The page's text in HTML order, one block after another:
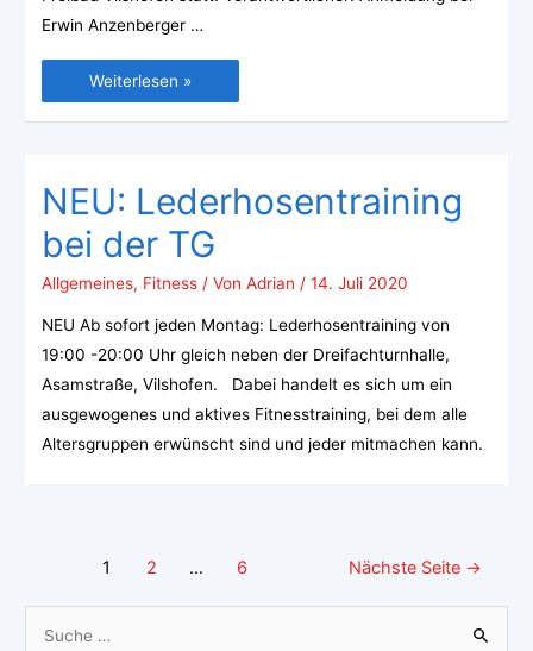
Erwin Anzenberger …
Weiterlesen »
NEU: Lederhosentraining
bei der TG
Allgemeines, Fitness/ Von Adrian / 14. Juli 2020
NEU Ab sofort jeden Montag: Lederhosentraining von
19:00 -20:00 Uhr gleich neben der Dreifachturnhalle,
Asamstraße, Vilshofen. Dabei handelt es sich um ein
ausgewogenes und aktives Fitnesstraining, bei dem alle
Altersgruppen erwünscht sind und jeder mitmachen kann.
1 2 … 6 Nächste Seite →